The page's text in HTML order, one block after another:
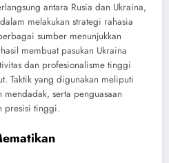
antara Rusia dan Ukraina,
melakukan strategi rahasia
sumber menunjukkan
membuat pasukan Ukraina
dan profesionalisme tinggi
Taktik yang digunakan meliputi
serta penguasaan
presisi tinggi.